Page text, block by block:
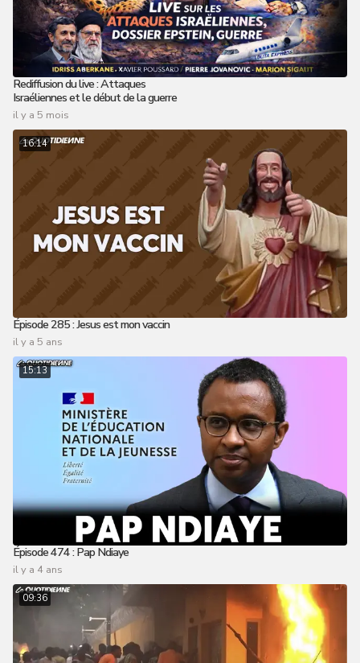
Rediffusion du live : Attaques
Israéliennes et le début de la guerre
il y a 5 mois
16:14
Épisode 285 : Jesus est mon vaccin
il y a 5 ans
15:13
Épisode 474 : Pap Ndiaye
il y a 4 ans
09:36